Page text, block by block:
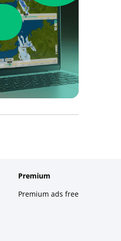
Premium
Premium ads free